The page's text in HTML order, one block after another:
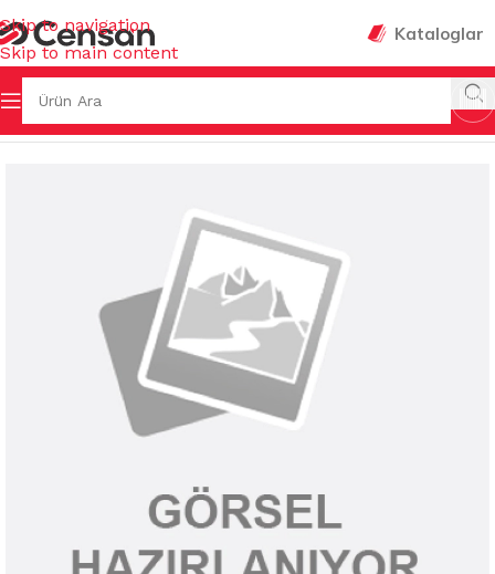
Skip to navigation
Skip to main content
Kataloglar
MUHTELİF MUTFAK EŞYALARI